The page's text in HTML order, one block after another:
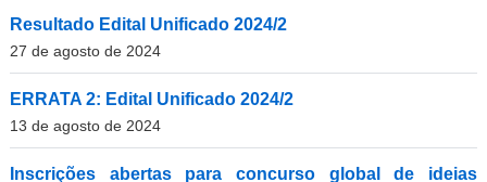
Resultado Edital Unificado 2024/2
27 de agosto de 2024
ERRATA 2: Edital Unificado 2024/2
13 de agosto de 2024
Inscrições abertas para concurso global de ideias